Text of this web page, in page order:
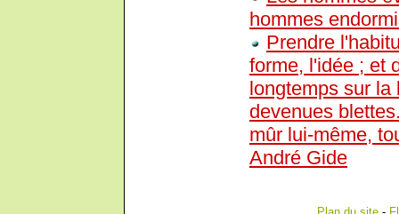
hommes
Prendre
forme, l'idée ; et
longtemps sur
devenues
mûr lui-même,
André Gide